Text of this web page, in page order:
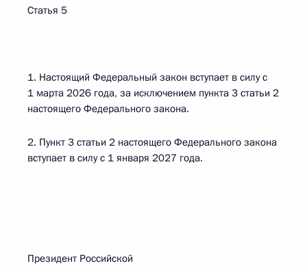
Статья 5
1. Настоящий Федеральный закон вступает в силу с
1 марта 2026 года, за исключением пункта 3 статьи 2
настоящего Федерального закона.
2. Пункт 3 статьи 2 настоящего Федерального закона
вступает в силу с 1 января 2027 года.
Президент Российской